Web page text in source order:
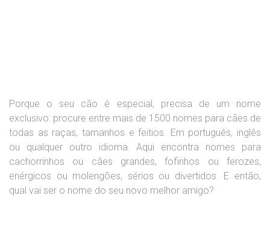
Porque o seu cão é especial, precisa de um nome
exclusivo: procure entre mais de 1500 nomes para cães de
todas as raças, tamanhos e feitios. Em português, inglês
ou qualquer outro idioma. Aqui encontra nomes para
cachorrinhos ou cães grandes, fofinhos ou ferozes,
enérgicos ou molengões, sérios ou divertidos. E então,
qual vai ser o nome do seu novo melhor amigo?